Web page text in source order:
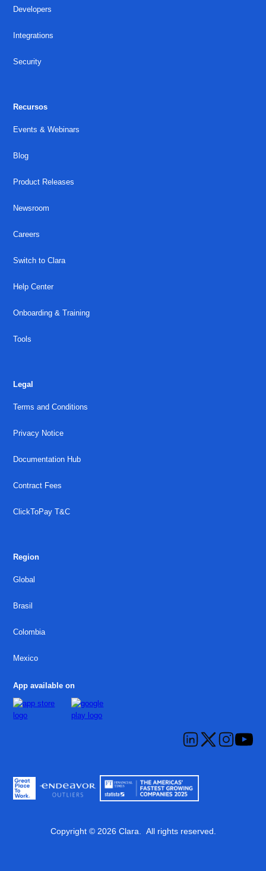
Developers
Integrations
Security
Recursos
Events & Webinars
Blog
Product Releases
Newsroom
Careers
Switch to Clara
Help Center
Onboarding & Training
Tools
Legal
Terms and Conditions
Privacy Notice
Documentation Hub
Contract Fees
ClickToPay T&C
Region
Global
Brasil
Colombia
Mexico
App available on
Copyright © 2026 Clara. All rights reserved.